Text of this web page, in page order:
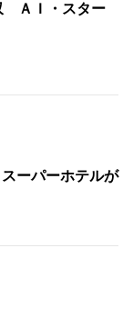
ＡＩ・スター
ーパーホテルが